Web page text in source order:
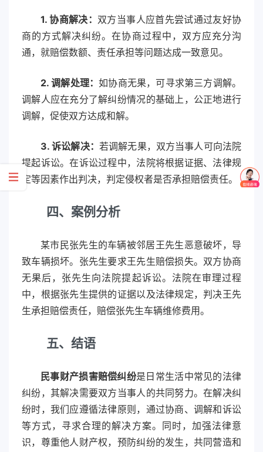
1. 协商解决： 双方当事人应首先尝试通过友好协
商的方式解决纠纷。在协商过程中，双方应充分沟
通，就赔偿数额、责任承担等问题达成一致意见。
2. 调解处理：如协商无果，可寻求第三方调解。
调解人应在充分了解纠纷情况的基础上，公正地进行
调解，促使双方达成和解。
3. 诉讼解决： 若调解无果，双方当事人可向法院
提起诉讼。在诉讼过程中，法院将根据证据、法律规
定等因素作出判决，判定侵权者是否承担赔偿责任。
四、案例分析
某市民张先生的车辆被邻居王先生恶意破坏，导
致车辆损坏。张先生要求王先生赔偿损失。双方协商
无果后，张先生向法院提起诉讼。法院在审理过程
中，根据张先生提供的证据以及法律规定，判决王先
生承担赔偿责任，赔偿张先生车辆维修费用。
五、结语
民事财产损害赔偿纠纷是日常生活中常见的法律
纠纷，其解决需要双方当事人的共同努力。在解决纠
纷时，我们应遵循法律原则，通过协商、调解和诉讼
等方式，寻求合理的解决方案。同时，加强法律意
识，尊重他人财产权，预防纠纷的发生，共同营造和